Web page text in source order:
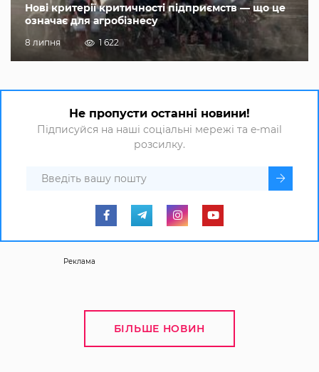
Нові критерії критичності підприємств — що це
означає для агробізнесу
8 липня 1 622
Не пропусти останні новини!
Підписуйся на наші соціальні мережі та e-mail
розсилку.
Реклама
БІЛЬШЕ НОВИН